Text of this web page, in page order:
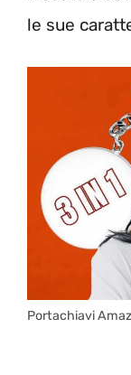
le sue
Portachiavi